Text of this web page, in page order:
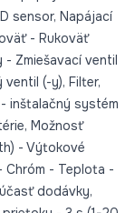
sensor, Napájací
- Rukoväť
Zmiešavací ventil
(-y), Filter,
inštalačný systém
Možnosť
- Výtokové
Chróm - Teplota -
dodávky,